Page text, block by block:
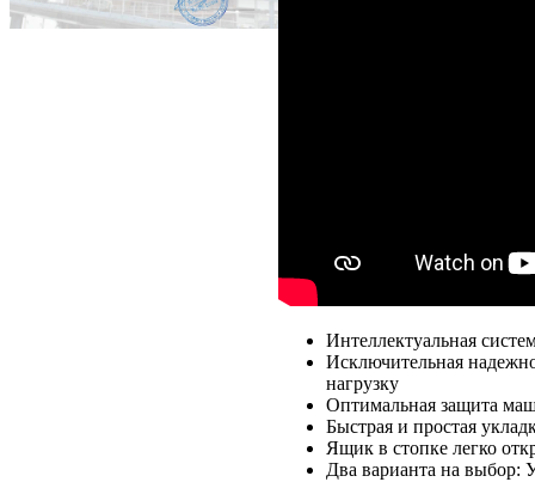
Интеллектуальная
Исключительная
нагрузку
Оптимальная защита
Быстрая и простая
Ящик в стопке легко
Два варианта на выбор: